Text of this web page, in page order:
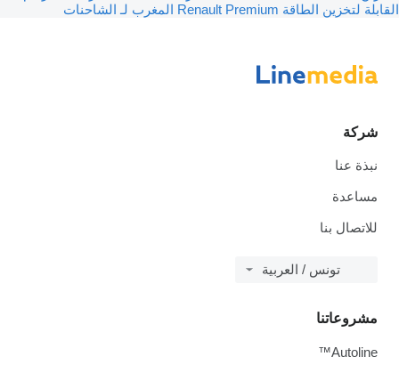
القابلة لتخزين الطاقة Renault Premium المغرب لـ الشاحنات
شركة
نبذة عنا
مساعدة
للاتصال بنا
تونس / العربية
مشروعاتنا
Autoline™